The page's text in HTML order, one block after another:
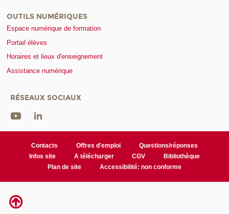
OUTILS NUMÉRIQUES
Espace numérique de formation
Portail élèves
Horaires et lieux d'enseignement
Assistance numérique
RÉSEAUX SOCIAUX
Contacts Offres d'emploi
Questions/réponses
Infos site
A télécharger CGV
Bibliothèque
Plan de site
Accessibilité: non conforme